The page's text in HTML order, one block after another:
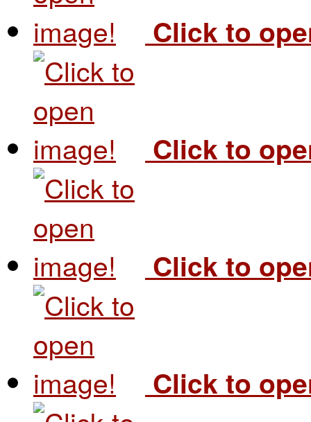
Click to
Click to
Click to
Click to